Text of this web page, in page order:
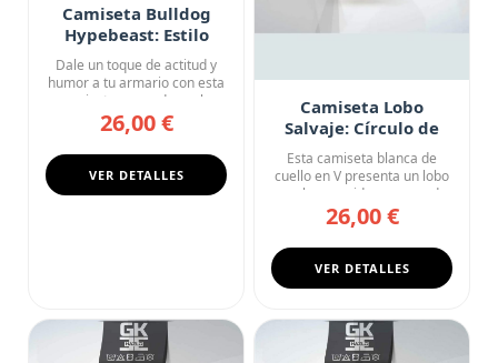
Camiseta Bulldog
Hypebeast: Estilo
Callejero
Dale un toque de actitud y
humor a tu armario con esta
camiseta negra de cuel...
26,00 €
VER DETALLES
Camiseta Lobo
Salvaje: Círculo de
Fauces
Esta camiseta blanca de
cuello en V presenta un lobo
en pleno rugido enmarcad...
26,00 €
VER DETALLES